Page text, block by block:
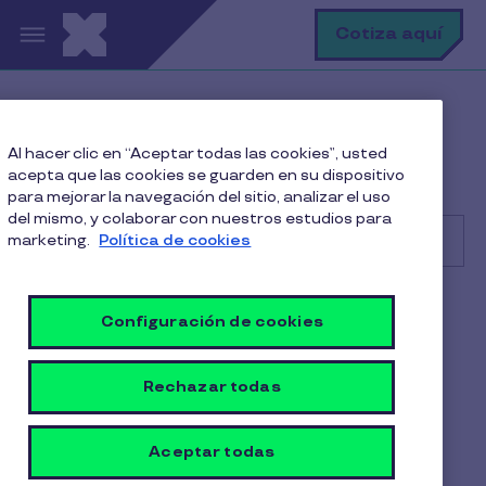
Pasar al contenido principal Cotiza aquí
Facturación pagos y contratos
¿A qué cuenta debo pagar mis pedidos de Pluxee Gift?
Buscar
¿A qué cuenta debo pagar
mis pedidos de Pluxee Gift?
1 min de lectura 17 Octubre 2025
Al hacer clic en “Aceptar todas las cookies”, usted
acepta que las cookies se guarden en su dispositivo
para mejorar la navegación del sitio, analizar el uso
del mismo, y colaborar con nuestros estudios para
marketing. Política de cookies
Configuración de cookies
Rechazar todas
Aceptar todas